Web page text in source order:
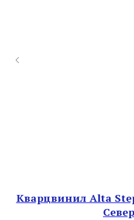
Кварцвинил Alta